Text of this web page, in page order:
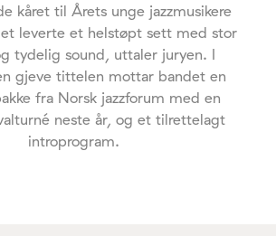
kåret til Årets unge jazzmusikere
leverte et helstøpt sett med stor
tydelig sound, uttaler juryen. I
gjeve tittelen mottar bandet en
fra Norsk jazzforum med en
neste år, og et tilrettelagt
introprogram.